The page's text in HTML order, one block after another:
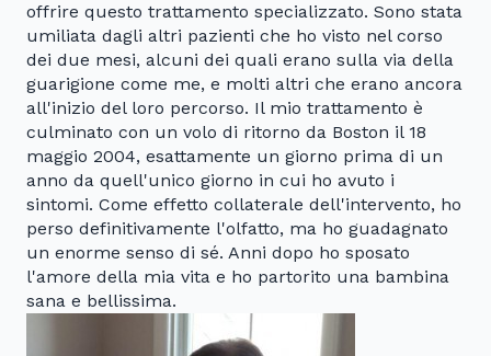
offrire questo trattamento specializzato. Sono stata
umiliata dagli altri pazienti che ho visto nel corso
dei due mesi, alcuni dei quali erano sulla via della
guarigione come me, e molti altri che erano ancora
all'inizio del loro percorso. Il mio trattamento è
culminato con un volo di ritorno da Boston il 18
maggio 2004, esattamente un giorno prima di un
anno da quell'unico giorno in cui ho avuto i
sintomi. Come effetto collaterale dell'intervento, ho
perso definitivamente l'olfatto, ma ho guadagnato
un enorme senso di sé. Anni dopo ho sposato
l'amore della mia vita e ho partorito una bambina
sana e bellissima.